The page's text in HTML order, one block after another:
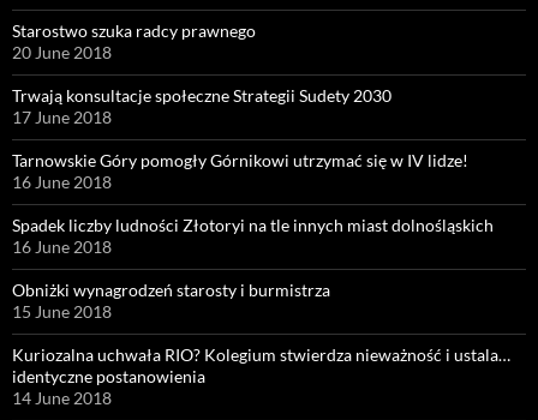
Starostwo szuka radcy prawnego
20 June 2018
Trwają konsultacje społeczne Strategii Sudety 2030
17 June 2018
Tarnowskie Góry pomogły Górnikowi utrzymać się w IV lidze!
16 June 2018
Spadek liczby ludności Złotoryi na tle innych miast dolnośląskich
16 June 2018
Obniżki wynagrodzeń starosty i burmistrza
15 June 2018
Kuriozalna uchwała RIO? Kolegium stwierdza nieważność i ustala…
identyczne postanowienia
14 June 2018